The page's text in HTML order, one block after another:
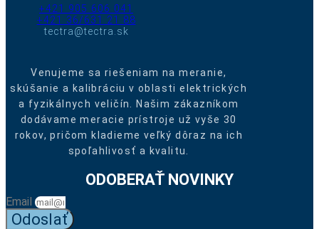
+421 905 606 041
+421 36/631 21 88
tectra@tectra.sk
Venujeme sa riešeniam na meranie,
skúšanie a kalibráciu v oblasti elektrických
a fyzikálnych veličín. Našim zákazníkom
dodávame meracie prístroje už vyše 30
rokov, pričom kladieme veľký dôraz na ich
spoľahlivosť a kvalitu.
ODOBERAŤ NOVINKY
Email
Odoslať